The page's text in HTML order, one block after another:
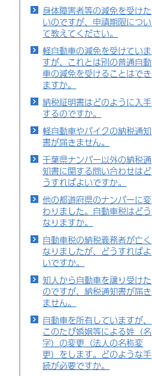
身体障害者等の減免を受けた
いのですが、申請期限につい
て教えてください。
軽自動車の減免を受けていま
すが、これとは別の普通自動
車の減免を受けることはでき
ますか。
納税証明書はどのように入手
するのですか。
軽自動車やバイクの納税通知
書が届きません。
千葉県ナンバー以外の納税通
知書に関する問い合わせはど
うすればよいですか。
他の都道府県のナンバーに変
わりました。自動車税はどう
なりますか。
自動車税の納税義務者が亡く
なりましたが、どうすればよ
いですか。
知人から自動車を譲り受けた
のですが、納税通知書が届き
ません。
自動車を所有していますが、
このたび婚姻等による姓（名
字）の変更（法人の名称変
更）をします。どのような手
続が必要ですか。